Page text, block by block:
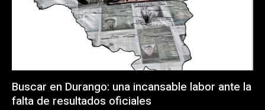
Buscar en Durango: una incansable labor ante la
falta de resultados oficiales